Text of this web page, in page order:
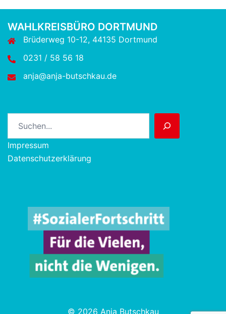
WAHLKREISBÜRO DORTMUND
Brüderweg 10-12, 44135 Dortmund
0231 / 58 56 18
anja@anja-butschkau.de
Impressum
Datenschutzerklärung
© 2026 Anja Butschkau